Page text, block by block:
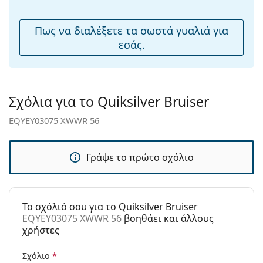
άρθρωση:
Όχι
Αξεσουάρ
Πανί
καθαρισμού:
Ναι
Άλλα
Ανδρικά
Χρήση:
Μόδα
Προϊόντος /
Πως να διαλέξετε τα σωστά γυαλιά για
εσάς.
Σχόλια για το Quiksilver Bruiser
EQYEY03075 XWWR 56
Γράψε το πρώτο σχόλιο
To σχόλιό σου για το Quiksilver Bruiser
EQYEY03075 XWWR 56 βοηθάει και άλλους
χρήστες
Σχόλιο *